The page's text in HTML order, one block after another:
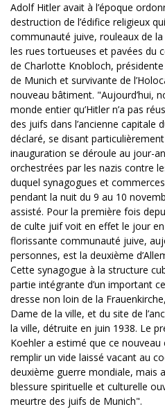
Adolf Hitler avait à l’époque
destruction de l’édifice religieux
communauté juive, rouleaux de
les rues tortueuses et pavées du
de Charlotte Knobloch,
de Munich et survivante de
nouveau bâtiment. "Aujourd’hui,
monde entier qu’Hitler n’a pas
des juifs dans l’ancienne capitale
déclaré, se disant
inauguration se déroule au jour-
orchestrées par les nazis contre
duquel synagogues et
pendant la nuit du 9 au 10
assisté. Pour la première fois
de culte juif voit en effet le jour
florissante communauté juive,
personnes, est la deuxième
Cette synagogue à la structure
partie intégrante d’un important
dresse non loin de la
Dame de la ville, et du site de
la ville, détruite en juin 1938. Le
Koehler a estimé que ce
remplir un vide laissé vacant au
deuxième guerre mondiale, mais
blessure spirituelle et culturelle
meurtre des juifs de Munich".